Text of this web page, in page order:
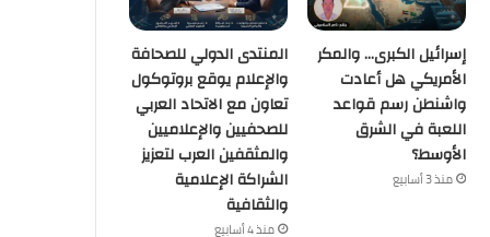
التغير المناخي… من التحذير إلى الاحتراق ، هل أصبح العالم يعيش عصر الكوارث المناخية؟
منذ أسبوعين
باب المندب.. لماذا أصبحت إيران والحوثيون التهديد الأكبر لاستقرار المنطقة؟
منذ 3 أسابيع
إسرائيل الكبرى… والمكر
الأمريكي هل أعادت
واشنطن رسم قواعد
اللعبة في الشرق
الأوسط؟
منذ 3 أسابيع
المنتدى الدولي للصحافة
والإعلام يوقع بروتوكول
تعاون مع الاتحاد العربي
للصحفيين والإعلاميين
والمثقفين العرب لتعزيز
الشراكة الإعلامية
والثقافية
منذ 4 أسابيع